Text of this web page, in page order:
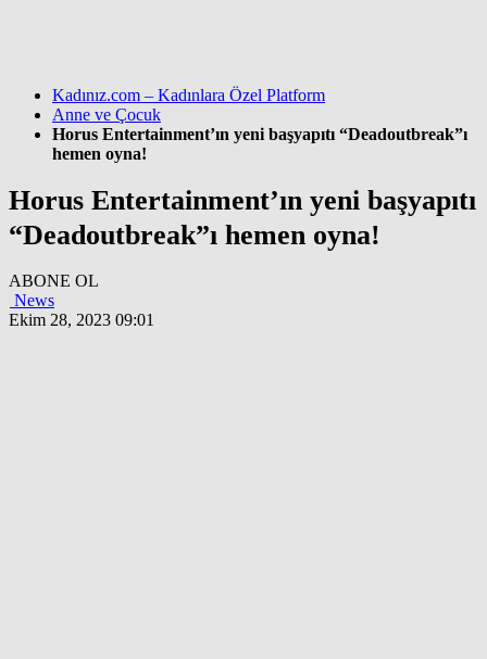
Kadınız.com – Kadınlara Özel Platform
Anne ve Çocuk
Horus Entertainment’ın yeni başyapıtı “Deadoutbreak”ı
hemen oyna!
Horus Entertainment’ın yeni başyapıtı
“Deadoutbreak”ı hemen oyna!
ABONE OL
News
Ekim 28, 2023 09:01